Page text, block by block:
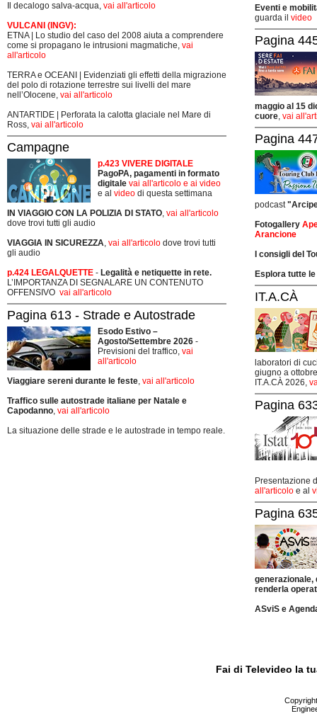
Il decalogo salva-acqua, vai all'articolo
VULCANI (INGV):
ETNA | Lo studio del caso del 2008 aiuta a comprendere
come si propagano le intrusioni magmatiche, vai
all'articolo
TERRA e OCEANI | Evidenziati gli effetti della migrazione
del polo di rotazione terrestre sui livelli del mare
nell’Olocene, vai all'articolo
ANTARTIDE | Perforata la calotta glaciale nel Mare di
Ross, vai all'articolo
Campagne
p.423 VIVERE DIGITALE
PagoPA, pagamenti in formato
digitale vai all'articolo e ai video
e al video di questa settimana
IN VIAGGIO CON LA POLIZIA DI STATO, vai all'articolo
dove trovi tutti gli audio
VIAGGIA IN SICUREZZA, vai all'articolo dove trovi tutti
gli audio
p.424 LEGALQUETTE - Legalità e netiquette in rete.
L’IMPORTANZA DI SEGNALARE UN CONTENUTO
OFFENSIVO vai all'articolo
Pagina 613 - Strade e Autostrade
Esodo Estivo –
Agosto/Settembre 2026 -
Previsioni del traffico, vai
all'articolo
Viaggiare sereni durante le feste, vai all'articolo
Traffico sulle autostrade italiane per Natale e
Capodanno, vai all'articolo
La situazione delle strade e le autostrade in tempo reale.
Eventi e
guarda il video
Pagina
maggio al 15
cuore, vai
Pagina
podcast
Fotogallery
Arancione
I consigli del
Esplora tutte
IT.A.CÀ
laboratori di
giugno a
IT.A.CÀ 2026,
Pagina
Presentazione
all'articolo e al
Pagina
generazionale,
renderla
ASviS e
Fai di Televideo la